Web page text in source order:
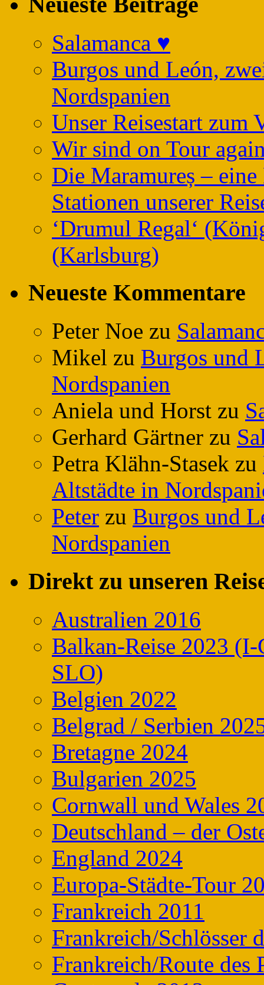
Salamanca ♥️
Burgos und León,
Nordspanien
Unser Reisestart zum
Wir sind on Tour
Die Maramureș –
Stationen unserer
‘Drumul Regal‘
(Karlsburg)
Neueste Kommentare
Peter Noe zu
Mikel zu Burgos und
Nordspanien
Aniela und Horst zu
Gerhard Gärtner zu
Petra Klähn-Stasek zu
Altstädte in
Peter zu Burgos und
Nordspanien
Direkt zu unseren
Australien 2016
Balkan-Reise 2023
SLO)
Belgien 2022
Belgrad / Serbien
Bretagne 2024
Bulgarien 2025
Cornwall und Wales
Deutschland – der
England 2024
Europa-Städte-Tour
Frankreich 2011
Frankreich/Schlösser
Frankreich/Route des